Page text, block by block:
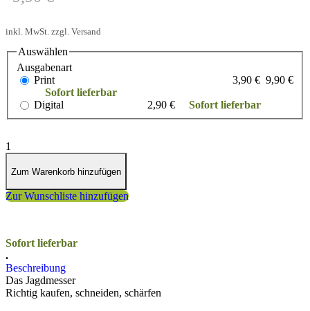
inkl. MwSt. zzgl. Versand
Auswählen
Ausgabenart
Print
3,90 € 9,90 €
Sofort lieferbar
Digital
2,90 € Sofort lieferbar
1
Zum Warenkorb hinzufügen
Zur Wunschliste hinzufügen
Sofort lieferbar
.
Beschreibung
Das Jagdmesser
Richtig kaufen, schneiden, schärfen